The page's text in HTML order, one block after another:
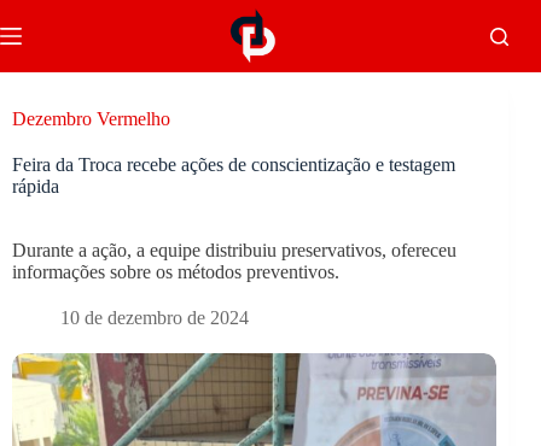
Dezembro Vermelho
Feira da Troca recebe ações de conscientização e testagem
rápida
Durante a ação, a equipe distribuiu preservativos, ofereceu
informações sobre os métodos preventivos.
10 de dezembro de 2024